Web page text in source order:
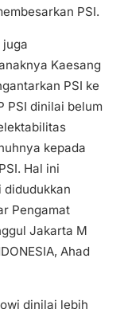
PSI.
juga
Kaesang
PSI ke
PSI dinilai belum
kepada
Hal ini
didudukkan
Pengamat
Jakarta M
Ahad
dinilai lebih